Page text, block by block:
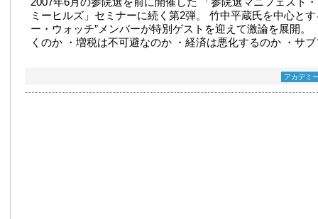
ミーヒルズ」セミナーに続く第2弾。 竹中平蔵氏を中心と
ー・ウォッチ”メンバーが特別ゲストを迎えて激論を展開。
くのか ・増税は不可避なのか ・経済は悪化するのか ・サ
アカデミ